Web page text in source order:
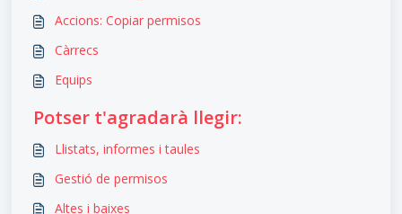
Accions: Copiar permisos
Càrrecs
Equips
Potser t'agradarà llegir:
Llistats, informes i taules
Gestió de permisos
Altes i baixes